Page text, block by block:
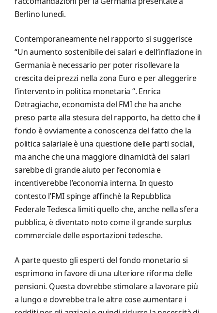
Berlino lunedì.
Contemporaneamente nel rapporto si suggerisce
“Un aumento sostenibile dei salari e dell’inflazione in
Germania è necessario per poter risollevare la
crescita dei prezzi nella zona Euro e per alleggerire
l’intervento in politica monetaria “. Enrica
Detragiache, economista del FMI che ha anche
preso parte alla stesura del rapporto, ha detto che il
fondo è ovviamente a conoscenza del fatto che la
politica salariale è una questione delle parti sociali,
ma anche che una maggiore dinamicità dei salari
sarebbe di grande aiuto per l’economia e
incentiverebbe l’economia interna. In questo
contesto l’FMI spinge affinchè la Repubblica
Federale Tedesca limiti quello che, anche nella sfera
pubblica, è diventato noto come il grande surplus
commerciale delle esportazioni tedesche.
A parte questo gli esperti del fondo monetario si
esprimono in favore di una ulteriore riforma delle
pensioni. Questa dovrebbe stimolare a lavorare più
a lungo e dovrebbe tra le altre cose aumentare i